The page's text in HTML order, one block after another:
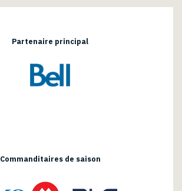
Partenaire principal
Commanditaires de saison